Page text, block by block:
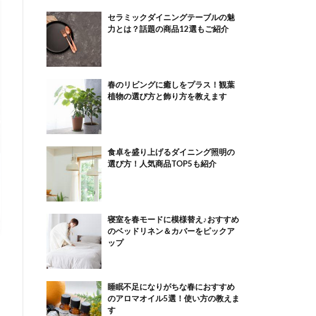
セラミックダイニングテーブルの魅
力とは？話題の商品12選もご紹介
春のリビングに癒しをプラス！観葉
植物の選び方と飾り方を教えます
食卓を盛り上げるダイニング照明の
選び方！人気商品TOP5も紹介
寝室を春モードに模様替え♪おすすめ
のベッドリネン＆カバーをピックア
ップ
睡眠不足になりがちな春におすすめ
のアロマオイル5選！使い方の教えま
す